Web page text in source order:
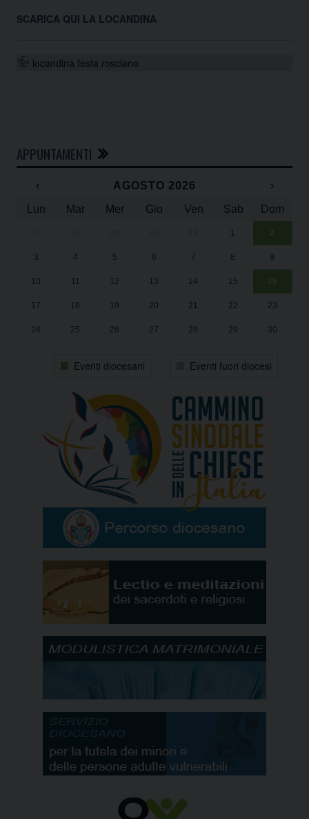
SCARICA QUI LA LOCANDINA
locandina festa rosciano
APPUNTAMENTI
‹ AGOSTO 2026
›
Lun
Mar Mer Gio Ven Sab Dom
1 2
3 4 5 6 7 8 9
10 11 12 13 14 15 16
17 18 19 20 21 22 23
24 25 26 27 28 29 30
Eventi diocesani Eventi fuori diocesi